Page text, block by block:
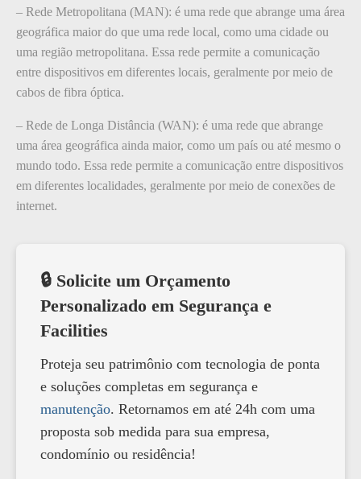
– Rede Metropolitana (MAN): é uma rede que abrange uma área
geográfica maior do que uma rede local, como uma cidade ou
uma região metropolitana. Essa rede permite a comunicação
entre dispositivos em diferentes locais, geralmente por meio de
cabos de fibra óptica.
– Rede de Longa Distância (WAN): é uma rede que abrange
uma área geográfica ainda maior, como um país ou até mesmo o
mundo todo. Essa rede permite a comunicação entre dispositivos
em diferentes localidades, geralmente por meio de conexões de
internet.
🔒 Solicite um Orçamento
Personalizado em Segurança e
Facilities
Proteja seu patrimônio com tecnologia de ponta
e soluções completas em segurança e
manutenção. Retornamos em até 24h com uma
proposta sob medida para sua empresa,
condomínio ou residência!